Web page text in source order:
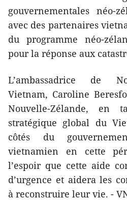
gouvernementales néo-
avec des partenaires
du programme néo-
pour la réponse aux
L’ambassadrice de
Vietnam, Caroline
Nouvelle-Zélande, en
stratégique global du
côtés du
vietnamien en cette
l’espoir que cette aide
d’urgence et aidera les
à reconstruire leur vie. -